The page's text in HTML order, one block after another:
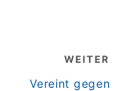
WEITER
weiter
Vereint gegen